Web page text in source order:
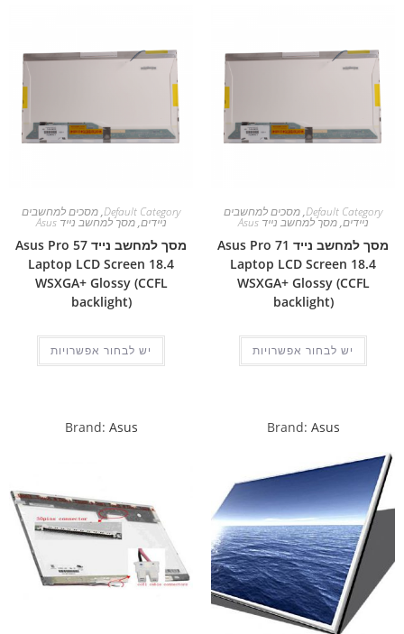
Default Category
,מסכים למחשבים
ניידים,מסך למחשב נייד Asus
מסך למחשב נייד Asus Pro 71
Laptop LCD Screen 18.4
WSXGA+ Glossy (CCFL
backlight)
יש לבחור אפשרויות
Default Category
,מסכים למחשבים
ניידים,מסך למחשב נייד Asus
מסך למחשב נייד Asus Pro 57
Laptop LCD Screen 18.4
WSXGA+ Glossy (CCFL
backlight)
יש לבחור אפשרויות
Brand: Asus
Brand: Asus